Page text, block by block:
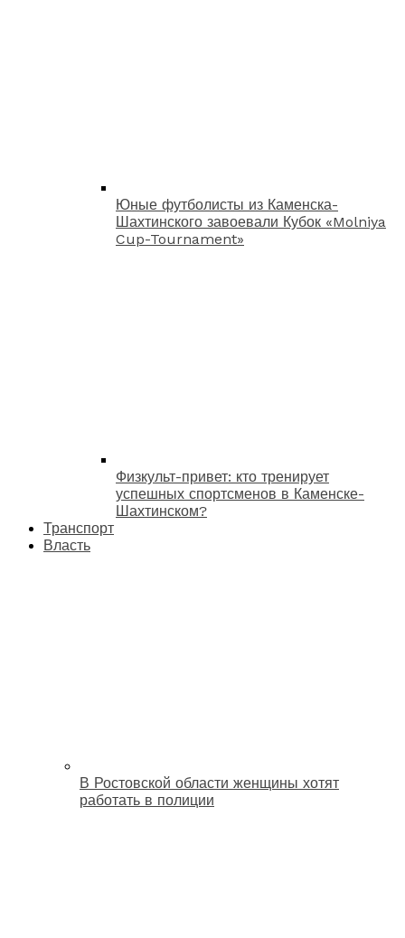
Юные футболисты из Каменска-
Шахтинского завоевали Кубок «Molniya
Cup-Tournament»
Физкульт-привет: кто тренирует
успешных спортсменов в Каменске-
Шахтинском?
Транспорт
Власть
В Ростовской области женщины хотят
работать в полиции